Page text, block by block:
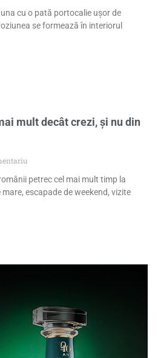
cu o pată portocalie ușor de
se formează în interiorul
mult decât crezi, și nu din
petrec cel mai mult timp la
escapade de weekend, vizite